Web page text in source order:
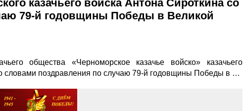
казачьего войска Антона Сироткина со
79-й годовщины Победы в Великой
общества «Черноморское казачье войско» казачьего
словами поздравления по случаю 79-й годовщины Победы в …